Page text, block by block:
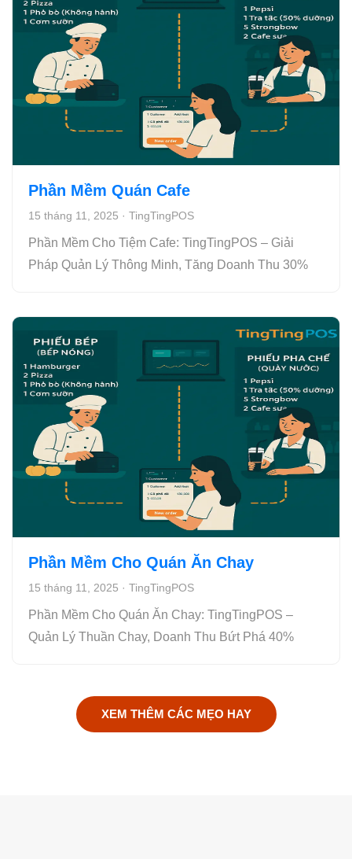
Phần Mềm Quán Cafe
15 tháng 11, 2025 · TingTingPOS
Phần Mềm Cho Tiệm Cafe: TingTingPOS – Giải
Pháp Quản Lý Thông Minh, Tăng Doanh Thu 30%
Phần Mềm Cho Quán Ăn Chay
15 tháng 11, 2025 · TingTingPOS
Phần Mềm Cho Quán Ăn Chay: TingTingPOS –
Quản Lý Thuần Chay, Doanh Thu Bứt Phá 40%
XEM THÊM CÁC MẸO HAY